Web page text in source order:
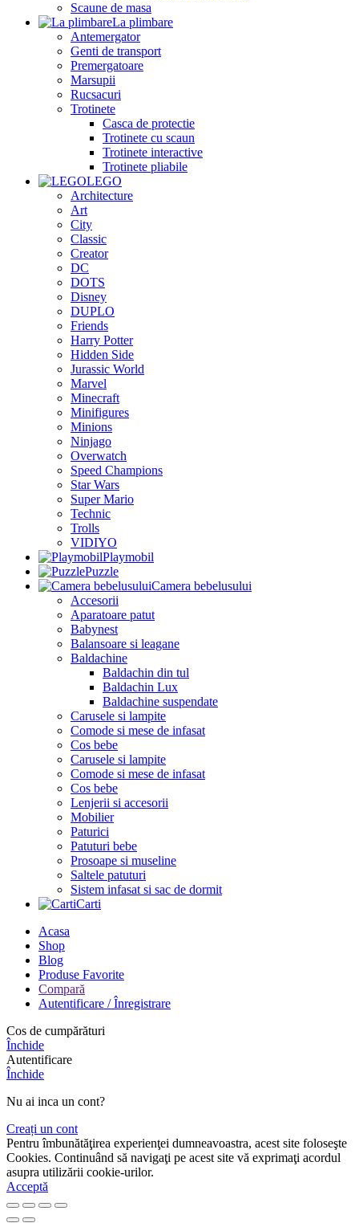
Scaune de masa
La plimbare
Antemergator
Genti de transport
Premergatoare
Marsupii
Rucsacuri
Trotinete
Casca de protectie
Trotinete cu scaun
Trotinete interactive
Trotinete pliabile
LEGO
Architecture
Art
City
Classic
Creator
DC
DOTS
Disney
DUPLO
Friends
Harry Potter
Hidden Side
Jurassic World
Marvel
Minecraft
Minifigures
Minions
Ninjago
Overwatch
Speed Champions
Star Wars
Super Mario
Technic
Trolls
VIDIYO
Playmobil
Puzzle
Camera bebelusului
Accesorii
Aparatoare patut
Babynest
Balansoare si leagane
Baldachine
Baldachin din tul
Baldachin Lux
Baldachine suspendate
Carusele si lampite
Comode si mese de infasat
Cos bebe
Carusele si lampite
Comode si mese de infasat
Cos bebe
Lenjerii si accesorii
Mobilier
Paturici
Patuturi bebe
Prosoape si museline
Saltele patuturi
Sistem infasat si sac de dormit
Carti
Acasa
Shop
Blog
Produse Favorite
Compară
Autentificare / Înregistrare
Cos de cumpărături
Închide
Autentificare
Închide
Nu ai inca un cont?
Creați un cont
Pentru îmbunătăţirea experienţei dumneavoastra, acest site foloseşte
Cookies. Continuând să navigaţi pe acest site vă exprimaţi acordul
asupra utilizării cookie-urilor.
Acceptă